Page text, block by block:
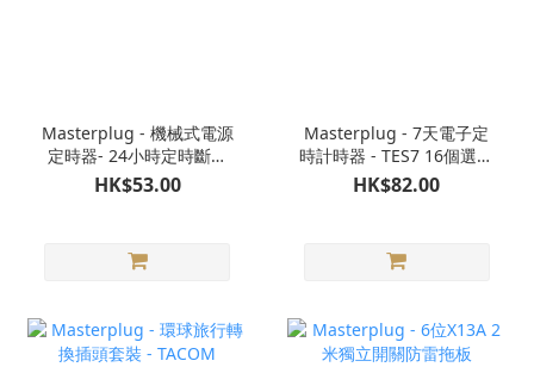
Masterplug - 機械式電源
定時器- 24小時定時斷電
設定 - TMS24
HK$53.00
Masterplug - 7天電子定
時計時器 - TES7 16個選項
和10個程序可選
HK$82.00